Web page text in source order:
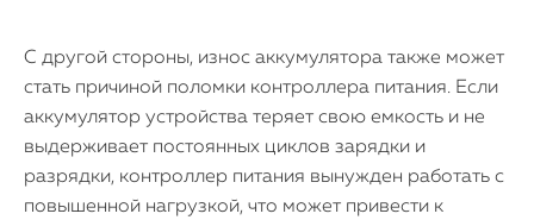
С другой стороны, износ аккумулятора также может
стать причиной поломки контроллера питания. Если
аккумулятор устройства теряет свою емкость и не
выдерживает постоянных циклов зарядки и
разрядки, контроллер питания вынужден работать с
повышенной нагрузкой, что может привести к